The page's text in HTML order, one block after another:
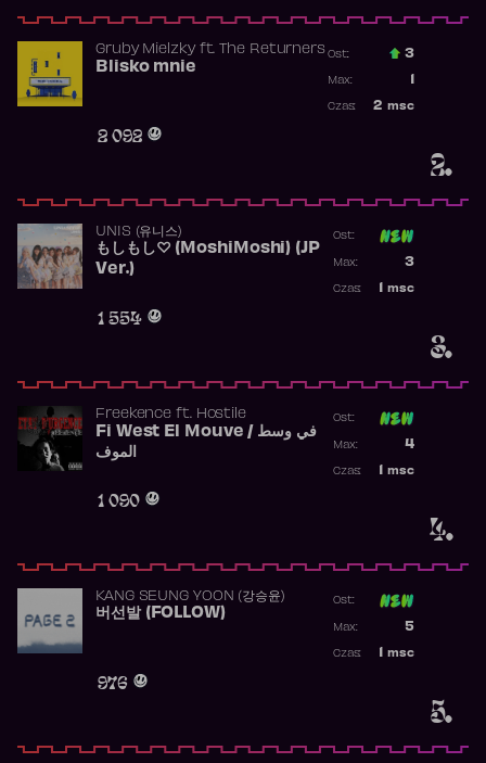
2.
Gruby Mielzkyft. The Returners
Blisko mnie
2 092
Ost.: 3
Max:
2 msc
Czas:
3.
UNIS (유니스)
もしもし♡ (MoshiMoshi) (JP
Ver.)
1 554
Ost:
3
Max:
msc
Czas:
4.
Freekence ft. Hostile
Fi West El Mouve / في وسط
الموف
1 090
Ost:
4
Max:
msc
Czas:
5.
KANG SEUNG YOON (강승윤)
버선발 (FOLLOW)
976
Ost:
5
Max:
msc
Czas: